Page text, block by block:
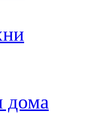
дома